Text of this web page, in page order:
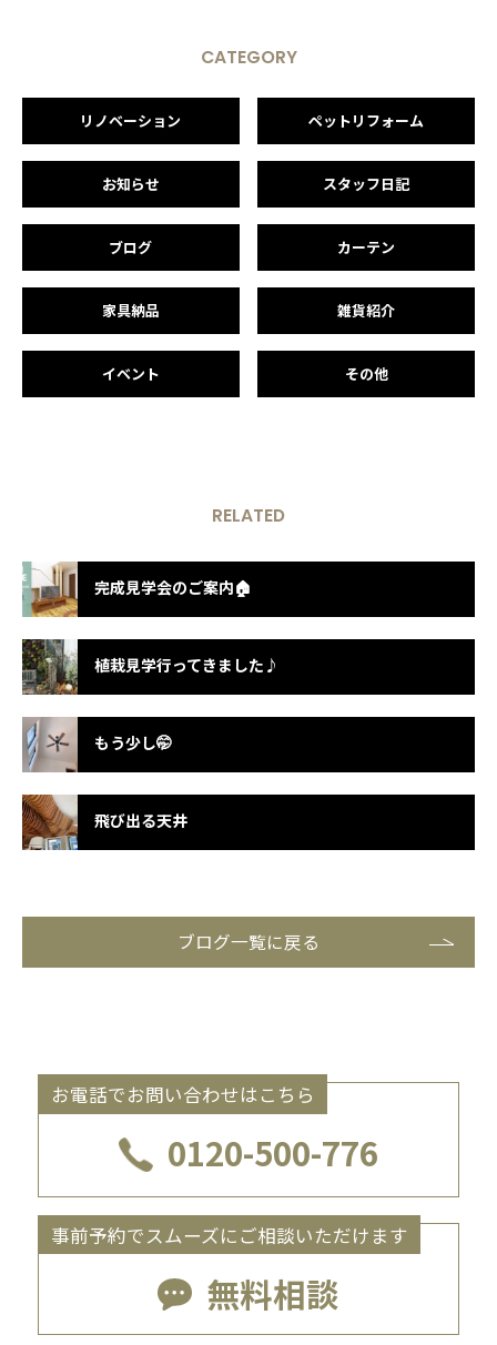
CATEGORY
リノベーション ペットリフォーム
お知らせ スタッフ日記
ブログ カーテン
家具納品 雑貨紹介
イベント その他
RELATED
完成見学会のご案内🏠
植栽見学行ってきました♪
もう少し🤭
飛び出る天井
ブログ一覧に戻る
お電話でお問い合わせはこちら
0120-500-776
事前予約でスムーズにご相談いただけます
無料相談